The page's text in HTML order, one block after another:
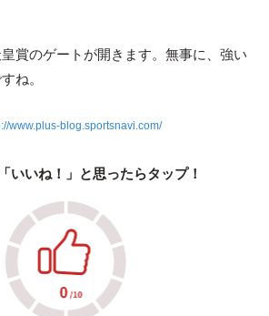
賞のゲートが開きます。無事に、強い
ね。
www.plus-blog.sportsnavi.com/
いいね！」と思ったらタップ！